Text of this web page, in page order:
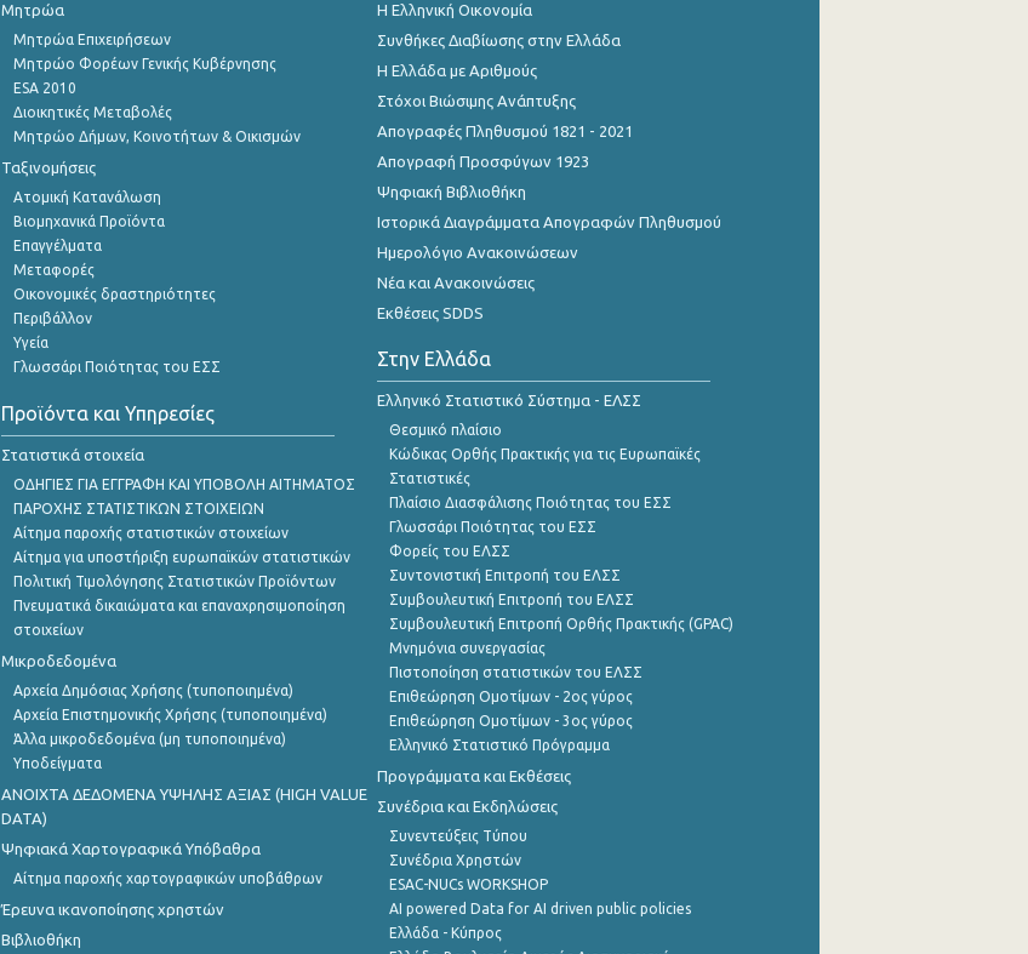
Μητρώα
Μητρώα Επιχειρήσεων
Μητρώο Φορέων Γενικής Κυβέρνησης
ESA 2010
Διοικητικές Μεταβολές
Μητρώο Δήμων, Κοινοτήτων & Οικισμών
Ταξινομήσεις
Ατομική Κατανάλωση
Βιομηχανικά Προϊόντα
Επαγγέλματα
Μεταφορές
Οικονομικές δραστηριότητες
Περιβάλλον
Υγεία
Γλωσσάρι Ποιότητας του ΕΣΣ
Προϊόντα και Υπηρεσίες
Στατιστικά στοιχεία
ΟΔΗΓΙΕΣ ΓΙΑ ΕΓΓΡΑΦΗ ΚΑΙ ΥΠΟΒΟΛΗ ΑΙΤΗΜΑΤΟΣ
ΠΑΡΟΧΗΣ ΣΤΑΤΙΣΤΙΚΩΝ ΣΤΟΙΧΕΙΩΝ
Αίτημα παροχής στατιστικών στοιχείων
Αίτημα για υποστήριξη ευρωπαϊκών στατιστικών
Πολιτική Τιμολόγησης Στατιστικών Προϊόντων
Πνευματικά δικαιώματα και επαναχρησιμοποίηση
στοιχείων
Μικροδεδομένα
Αρχεία Δημόσιας Χρήσης (τυποποιημένα)
Αρχεία Επιστημονικής Χρήσης (τυποποιημένα)
Άλλα μικροδεδομένα (μη τυποποιημένα)
Υποδείγματα
ANOIXTA ΔΕΔΟΜΕΝΑ ΥΨΗΛΗΣ ΑΞΙΑΣ (HIGH VALUE
DATA)
Ψηφιακά Χαρτογραφικά Υπόβαθρα
Αίτημα παροχής χαρτογραφικών υποβάθρων
Έρευνα ικανοποίησης χρηστών
Βιβλιοθήκη
Η Ελληνική Οικονομία
Συνθήκες Διαβίωσης στην Ελλάδα
Η Ελλάδα με Αριθμούς
Στόχοι Βιώσιμης Ανάπτυξης
Απογραφές Πληθυσμού 1821 - 2021
Απογραφή Προσφύγων 1923
Ψηφιακή Βιβλιοθήκη
Ιστορικά Διαγράμματα Απογραφών Πληθυσμού
Ημερολόγιο Ανακοινώσεων
Νέα και Ανακοινώσεις
Εκθέσεις SDDS
Στην Ελλάδα
Ελληνικό Στατιστικό Σύστημα - ΕΛΣΣ
Θεσμικό πλαίσιο
Κώδικας Ορθής Πρακτικής για τις Ευρωπαϊκές
Στατιστικές
Πλαίσιο Διασφάλισης Ποιότητας του ΕΣΣ
Γλωσσάρι Ποιότητας του ΕΣΣ
Φορείς του ΕΛΣΣ
Συντονιστική Επιτροπή του ΕΛΣΣ
Συμβουλευτική Επιτροπή του ΕΛΣΣ
Συμβουλευτική Επιτροπή Ορθής Πρακτικής (GPAC)
Μνημόνια συνεργασίας
Πιστοποίηση στατιστικών του ΕΛΣΣ
Επιθεώρηση Ομοτίμων - 2ος γύρος
Επιθεώρηση Ομοτίμων - 3ος γύρος
Ελληνικό Στατιστικό Πρόγραμμα
Προγράμματα και Εκθέσεις
Συνέδρια και Εκδηλώσεις
Συνεντεύξεις Τύπου
Συνέδρια Χρηστών
ESAC-NUCs WORKSHOP
AI powered Data for AI driven public policies
Ελλάδα - Κύπρος